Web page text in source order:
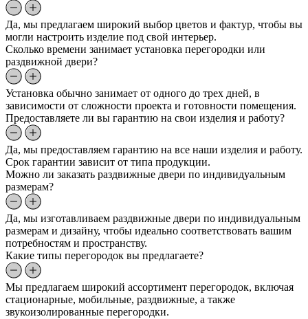
Да, мы предлагаем широкий выбор цветов и фактур, чтобы вы
могли настроить изделие под свой интерьер.
Сколько времени занимает установка перегородки или
раздвижной двери?
Установка обычно занимает от одного до трех дней, в
зависимости от сложности проекта и готовности помещения.
Предоставляете ли вы гарантию на свои изделия и работу?
Да, мы предоставляем гарантию на все наши изделия и работу.
Срок гарантии зависит от типа продукции.
Можно ли заказать раздвижные двери по индивидуальным
размерам?
Да, мы изготавливаем раздвижные двери по индивидуальным
размерам и дизайну, чтобы идеально соответствовать вашим
потребностям и пространству.
Какие типы перегородок вы предлагаете?
Мы предлагаем широкий ассортимент перегородок, включая
стационарные, мобильные, раздвижные, а также
звукоизолированные перегородки.